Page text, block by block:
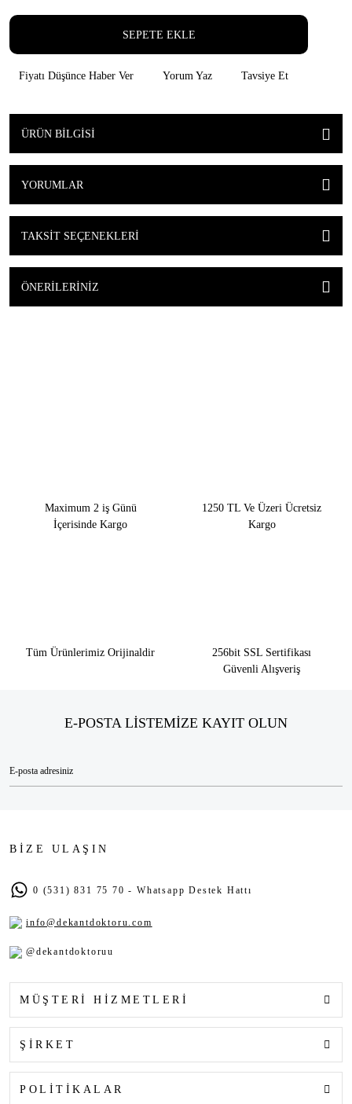
SEPETE EKLE
Fiyatı Düşünce Haber Ver Yorum Yaz Tavsiye Et
ÜRÜN BILGISI
YORUMLAR
TAKSIT SEÇENEKLERI
ÖNERILERINIZ
Maximum 2 iş Günü
İçerisinde Kargo
1250 TL Ve Üzeri Ücretsiz
Kargo
Tüm Ürünlerimiz Orijinaldir
256bit SSL Sertifikası
Güvenli Alışveriş
E-POSTA LİSTEMİZE KAYIT OLUN
BİZE ULAŞIN
0 (531) 831 75 70 - Whatsapp Destek Hattı
info@dekantdoktoru.com
@dekantdoktoruu
MÜŞTERİ HİZMETLERİ
ŞİRKET
POLİTİKALAR